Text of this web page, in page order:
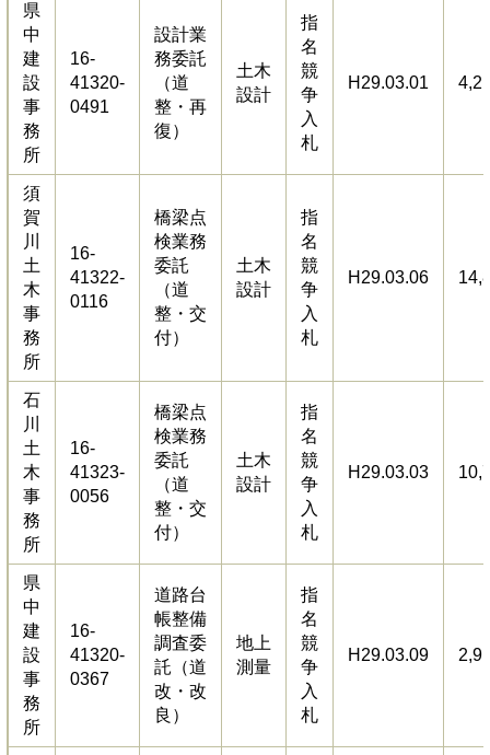
県
中
建
設
事
務
所
16-
41320-
0491
設計業
務委託
（道
整・再
復）
土木
設計
指
名
競
争
入
札
H29.03.01
須
賀
川
土
木
事
務
所
16-
41322-
0116
橋梁点
検業務
委託
（道
整・交
付）
土木
設計
指
名
競
争
入
札
H29.03.06
石
川
土
木
事
務
所
16-
41323-
0056
橋梁点
検業務
委託
（道
整・交
付）
土木
設計
指
名
競
争
入
札
H29.03.03
県
中
建
設
事
務
所
16-
41320-
0367
道路台
帳整備
調査委
託（道
改・改
良）
地上
測量
指
名
競
争
入
札
H29.03.09